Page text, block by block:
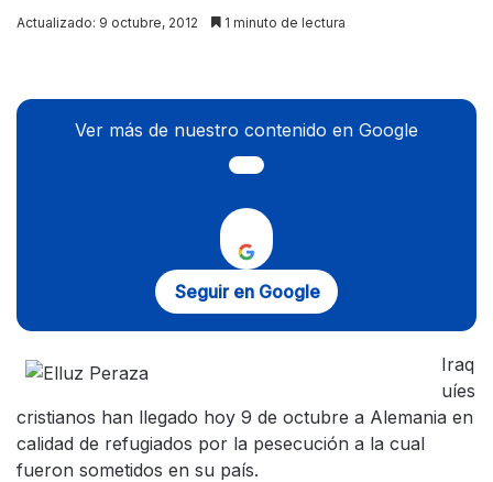
on
Actualizado: 9 octubre, 2012 1 minuto de lectura
Ver más de nuestro contenido en Google
Seguir en Google
Iraq
uíes
cristianos han llegado hoy 9 de octubre a Alemania en
calidad de refugiados por la pesecución a la cual
fueron sometidos en su país.